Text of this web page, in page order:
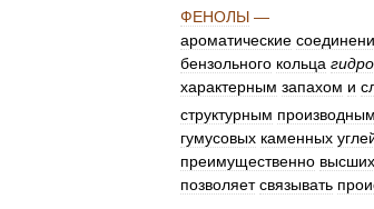
ФЕНОЛЫ —
ароматические
бензольного кольца
характерным запахом и
структурным производным
гумусовых каменных
преимущественно высших
позволяет связывать